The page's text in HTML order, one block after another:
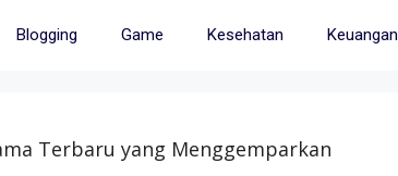
Blogging Game Kesehatan Keuangan
Terbaru yang Menggemparkan